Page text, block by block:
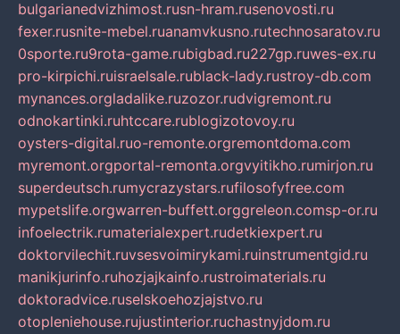
bulgarianedvizhimost.rusn-hram.rusenovosti.ru
fexer.rusnite-mebel.ruanamvkusno.rutechnosaratov.ru
0sporte.ru9rota-game.rubigbad.ru227gp.ruwes-ex.ru
pro-kirpichi.ruisraelsale.rublack-lady.rustroy-db.com
mynances.orgladalike.ruzozor.rudvigremont.ru
odnokartinki.ruhtccare.rublogizotovoy.ru
oysters-digital.ruo-remonte.orgremontdoma.com
myremont.orgportal-remonta.orgvyitikho.rumirjon.ru
superdeutsch.rumycrazystars.rufilosofyfree.com
mypetslife.orgwarren-buffett.orggreleon.comsp-or.ru
infoelectrik.rumaterialexpert.rudetkiexpert.ru
doktorvilechit.ruvsesvoimirykami.ruinstrumentgid.ru
manikjurinfo.ruhozjajkainfo.rustroimaterials.ru
doktoradvice.ruselskoehozjajstvo.ru
otopleniehouse.rujustinterior.ruchastnyjdom.ru